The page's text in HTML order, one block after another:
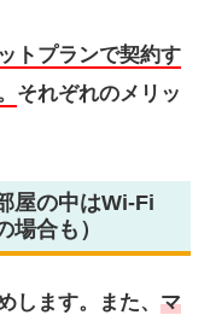
トプランで契約す
それぞれのメリッ
屋の中はWi-Fi
場合も）
します。また、 マ